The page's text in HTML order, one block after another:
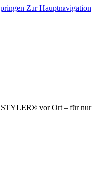
Zur Hauptnavigation
vor Ort – für nur